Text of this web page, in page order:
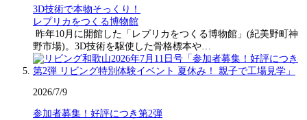
3D技術で本物そっくり！
レプリカをつくる博物館
昨年10月に開館した「レプリカをつくる博物館」(紀美野町神
野市場)。3D技術を駆使した骨格標本や…
2026/7/9
参加者募集！好評につき第2弾